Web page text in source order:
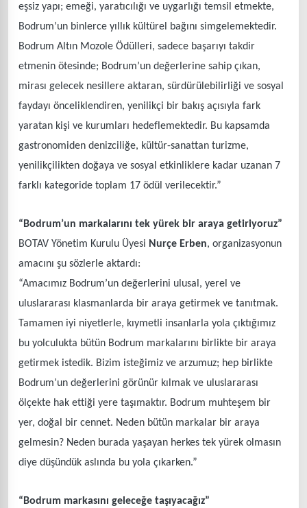
eşsiz yapı; emeği, yaratıcılığı ve uygarlığı temsil etmekte,
Bodrum’un binlerce yıllık kültürel bağını simgelemektedir.
Bodrum Altın Mozole Ödülleri, sadece başarıyı takdir
etmenin ötesinde; Bodrum’un değerlerine sahip çıkan,
mirası gelecek nesillere aktaran, sürdürülebilirliği ve sosyal
faydayı önceliklendiren, yenilikçi bir bakış açısıyla fark
yaratan kişi ve kurumları hedeflemektedir. Bu kapsamda
gastronomiden denizciliğe, kültür-sanattan turizme,
yenilikçilikten doğaya ve sosyal etkinliklere kadar uzanan 7
farklı kategoride toplam 17 ödül verilecektir.”
“Bodrum’un markalarını tek yürek bir araya getiriyoruz”
BOTAV Yönetim Kurulu Üyesi Nurçe Erben, organizasyonun
amacını şu sözlerle aktardı:
“Amacımız Bodrum’un değerlerini ulusal, yerel ve
uluslararası klasmanlarda bir araya getirmek ve tanıtmak.
Tamamen iyi niyetlerle, kıymetli insanlarla yola çıktığımız
bu yolculukta bütün Bodrum markalarını birlikte bir araya
getirmek istedik. Bizim isteğimiz ve arzumuz; hep birlikte
Bodrum’un değerlerini görünür kılmak ve uluslararası
ölçekte hak ettiği yere taşımaktır. Bodrum muhteşem bir
yer, doğal bir cennet. Neden bütün markalar bir araya
gelmesin? Neden burada yaşayan herkes tek yürek olmasın
diye düşündük aslında bu yola çıkarken.”
“Bodrum markasını geleceğe taşıyacağız”